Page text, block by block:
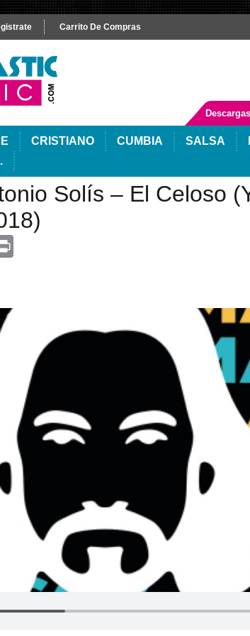
Carrito De Compras
Descargas
CRISTIANO CUMBIA SALSA
Solís – El Celoso